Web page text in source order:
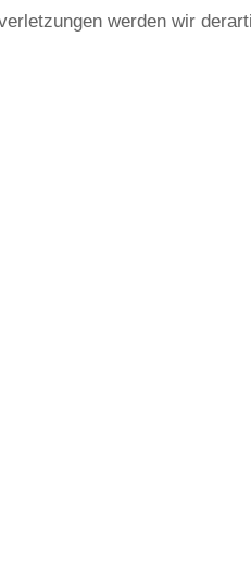
werden wir